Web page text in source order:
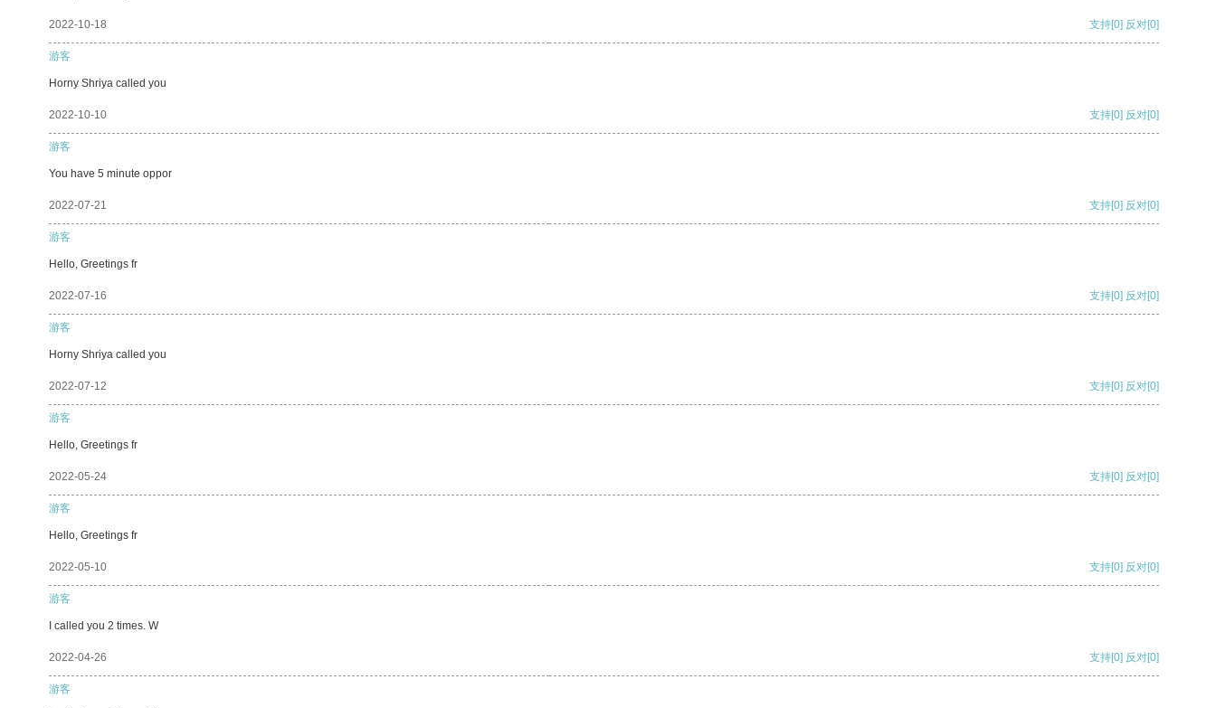
2022-10-18 支持[0] 反对[0]
游客
Horny Shriya called you
2022-10-10 支持[0] 反对[0]
游客
You have 5 minute oppor
2022-07-21 支持[0] 反对[0]
游客
Hello, Greetings fr
2022-07-16 支持[0] 反对[0]
游客
Horny Shriya called you
2022-07-12 支持[0] 反对[0]
游客
Hello, Greetings fr
2022-05-24 支持[0] 反对[0]
游客
Hello, Greetings fr
2022-05-10 支持[0] 反对[0]
游客
I called you 2 times. W
2022-04-26 支持[0] 反对[0]
游客